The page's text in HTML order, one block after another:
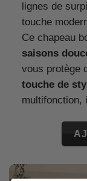
lignes de
touche
Ce chapeau
saisons
vous protège
touche de
multifonction,